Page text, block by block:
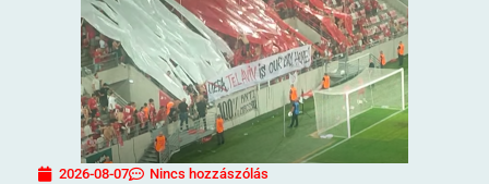
2026-08-07 Nincs hozzászólás